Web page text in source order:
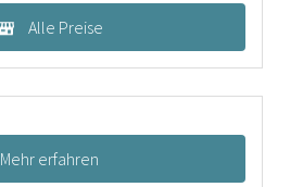
Alle Preise
Mehr erfahren